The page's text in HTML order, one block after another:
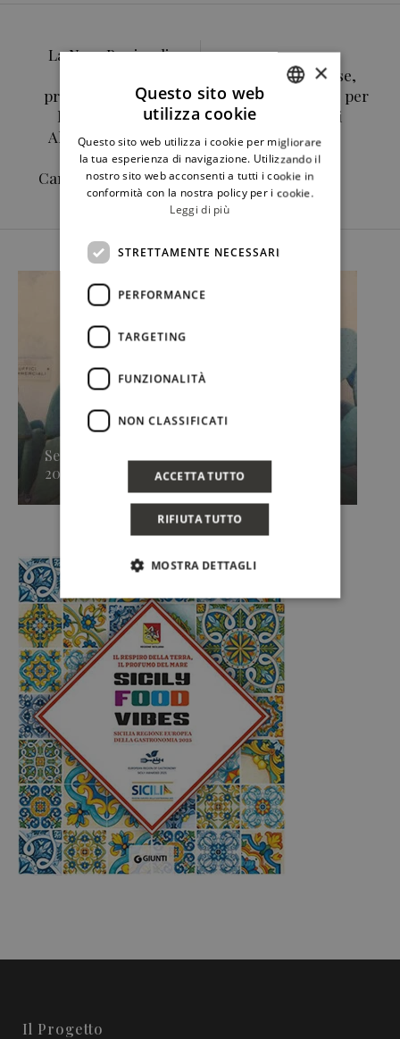
La Nave Punica di
presentazione del
libro di Giovanni
Alagna domenica
24 novembre,
Cantine Pellegrino
La Sicilia di Ulisse,
cambio di nome per
l'associazione di
chef, cantine e
boutique hotel
Secondo approdo di Sicilia en Primeur
2026, Caruso & Minini »
Il Progetto
ENGLISH
×
Questo sito web
utilizza cookie
Questo sito web utilizza i cookie per migliorare
la tua esperienza di navigazione. Utilizzando il
nostro sito web acconsenti a tutti i cookie in
conformità con la nostra policy per i cookie.
Leggi di più
STRETTAMENTE NECESSARI
PERFORMANCE
TARGETING
FUNZIONALITÀ
NON CLASSIFICATI
ACCETTA TUTTO
RIFIUTA TUTTO
MOSTRA DETTAGLI